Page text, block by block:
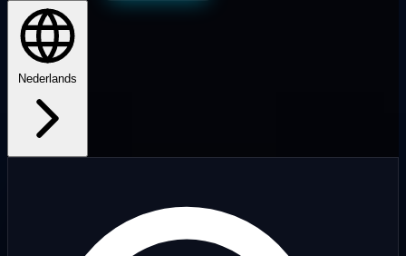
Nederlands